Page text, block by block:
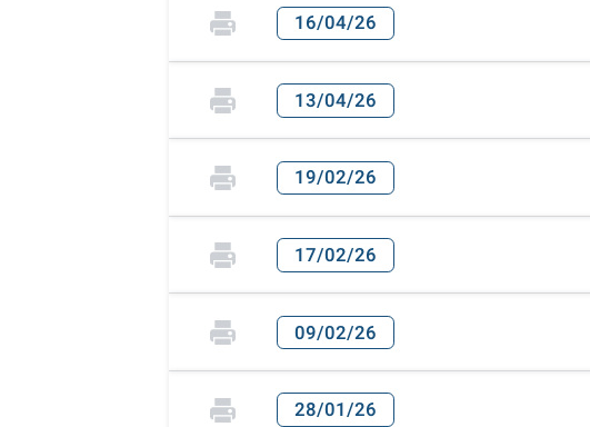
16/04/26
13/04/26
19/02/26
17/02/26
09/02/26
28/01/26